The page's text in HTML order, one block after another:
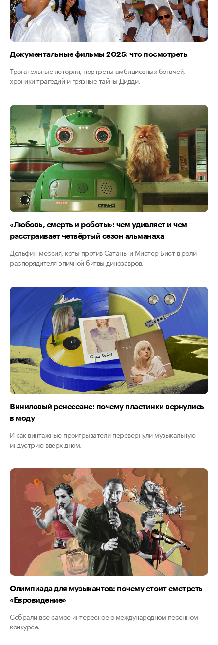
Документальные фильмы 2025: что посмотреть
Трогательные истории, портреты амбициозных богачей,
хроники трагедий и грязные тайны Дидди.
«Любовь, смерть и роботы»: чем удивляет и чем
расстраивает четвёртый сезон альманаха
Дельфин-мессия, коты против Сатаны и Мистер Бист в роли
распорядителя эпичной битвы динозавров.
Виниловый ренессанс: почему пластинки вернулись
в моду
И как винтажные проигрыватели перевернули музыкальную
индустрию вверх дном.
Олимпиада для музыкантов: почему стоит смотреть
«Евровидение»
Собрали всё самое интересное о международном песенном
конкурсе.